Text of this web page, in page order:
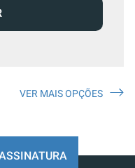
VER MAIS OPÇÕES